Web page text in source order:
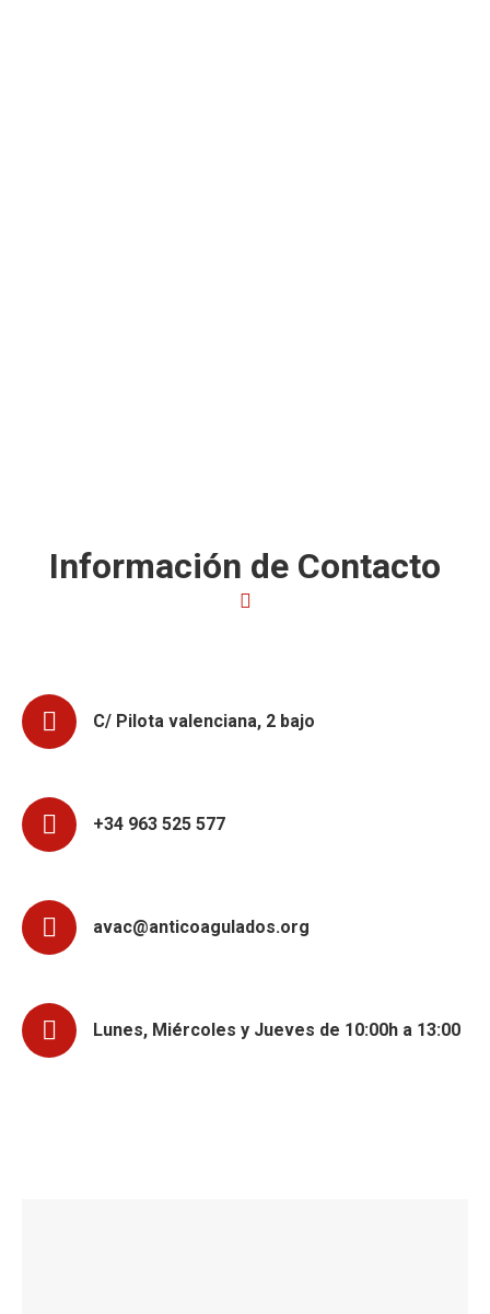
Información de Contacto
C/ Pilota valenciana, 2 bajo
+34 963 525 577
avac@anticoagulados.org
Lunes, Miércoles y Jueves de 10:00h a 13:00